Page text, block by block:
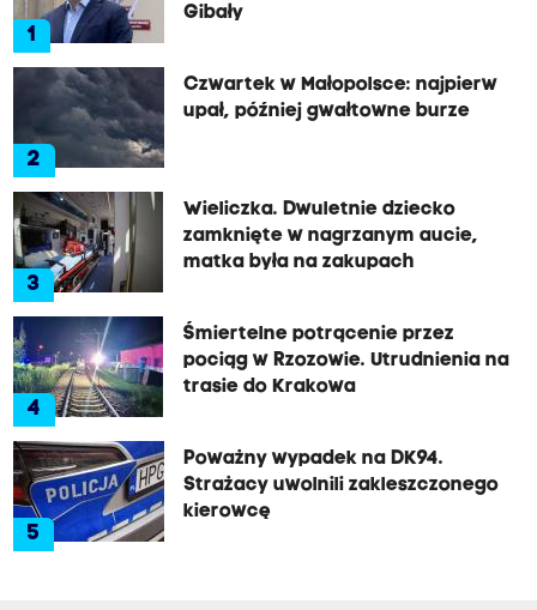
1
Gibały
2
Czwartek w Małopolsce: najpierw
upał, później gwałtowne burze
3
Wieliczka. Dwuletnie dziecko
zamknięte w nagrzanym aucie,
matka była na zakupach
4
Śmiertelne potrącenie przez
pociąg w Rzozowie. Utrudnienia na
trasie do Krakowa
5
Poważny wypadek na DK94.
Strażacy uwolnili zakleszczonego
kierowcę